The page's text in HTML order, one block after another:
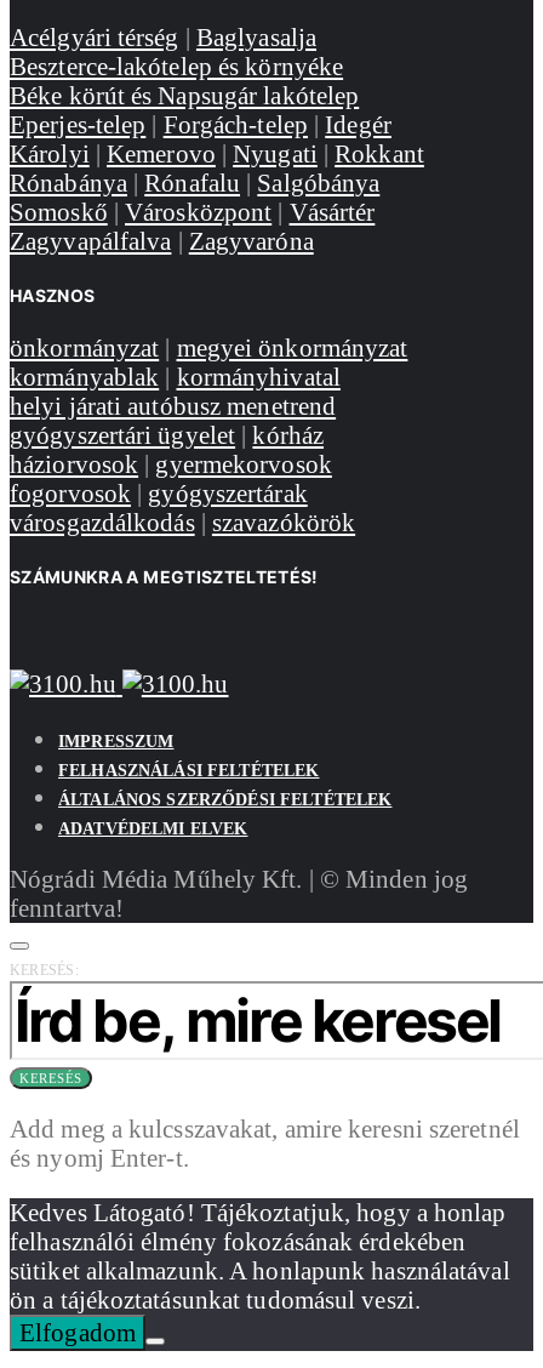
Acélgyári térség | Baglyasalja
Beszterce-lakótelep és környéke
Béke körút és Napsugár lakótelep
Eperjes-telep | Forgách-telep |Idegér
Károlyi |Kemerovo |Nyugati |Rokkant
Rónabánya |Rónafalu | Salgóbánya
Somoskő |Városközpont | Vásártér
Zagyvapálfalva | Zagyvaróna
HASZNOS
önkormányzat | megyei önkormányzat
kormányablak | kormányhivatal
helyi járati autóbusz menetrend
gyógyszertári ügyelet |kórház
háziorvosok | gyermekorvosok
fogorvosok | gyógyszertárak
városgazdálkodás| szavazókörök
SZÁMUNKRA A MEGTISZTELTETÉS!
IMPRESSZUM
FELHASZNÁLÁSI FELTÉTELEK
ÁLTALÁNOS SZERZŐDÉSI FELTÉTELEK
ADATVÉDELMI ELVEK
Nógrádi Média Műhely Kft. | © Minden jog
fenntartva!
KERESÉS:
KERESÉS
Add meg a kulcsszavakat, amire keresni szeretnél
és nyomj Enter-t.
Kedves Látogató! Tájékoztatjuk, hogy a honlap
felhasználói élmény fokozásának érdekében
sütiket alkalmazunk. A honlapunk használatával
ön a tájékoztatásunkat tudomásul veszi.
Elfogadom